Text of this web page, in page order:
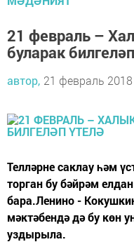
21 февраль –
буларак
автор, 21 февраль
Телләрне саклау һәм
торган бу бәйрәм
бара.Ленино -
мәктәбендә дә бу көн
уздырыла.